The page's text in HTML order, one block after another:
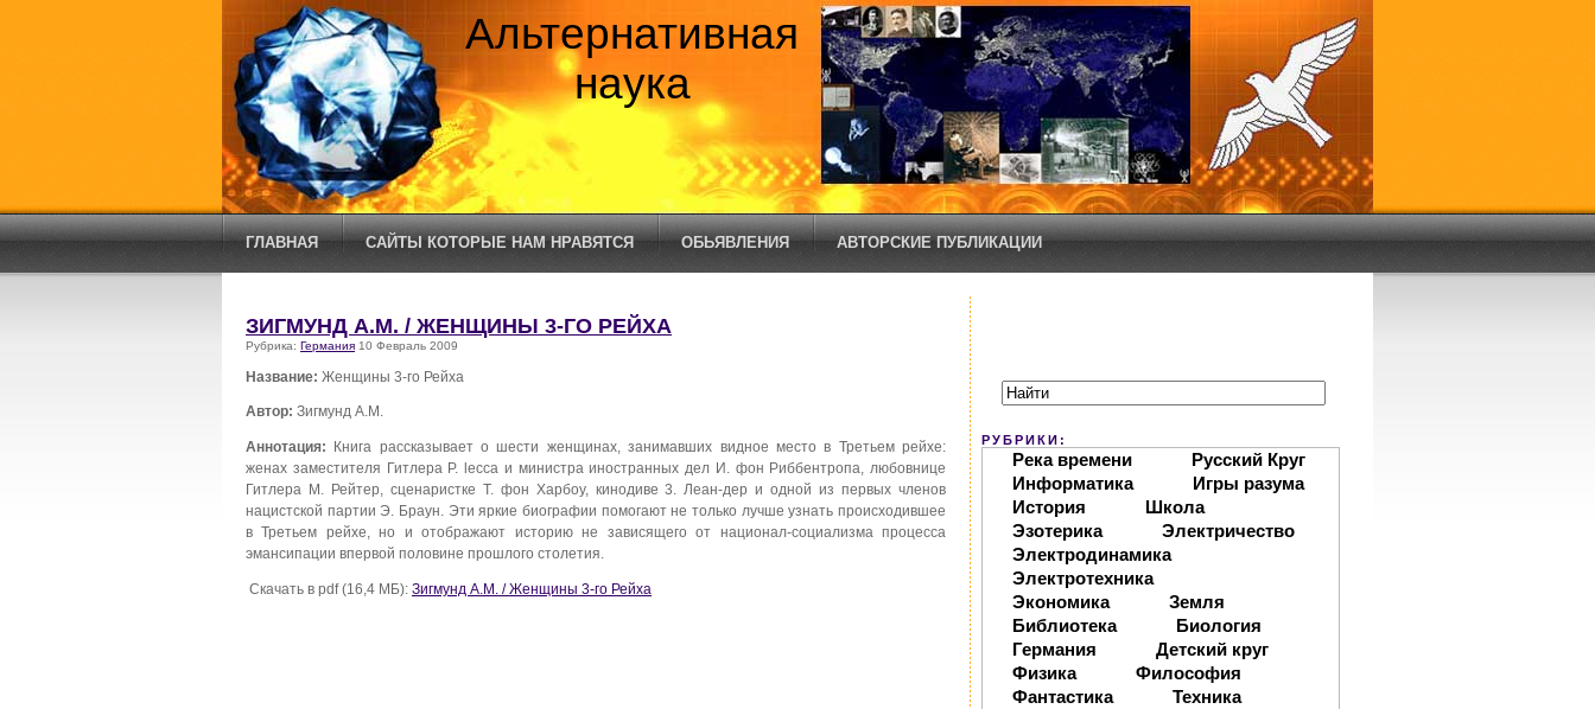
Альтернативная
наука
ГЛАВНАЯ САЙТЫ КОТОРЫЕ НАМ НРАВЯТСЯ ОБЬЯВЛЕНИЯ АВТОРСКИЕ ПУБЛИКАЦИИ
ЗИГМУНД А.М. / ЖЕНЩИНЫ 3-ГО РЕЙХА
Рубрика: Германия 10 Февраль 2009
Название: Женщины 3-го Рейха
Автор: Зигмунд А.М.
Аннотация: Книга рассказывает о шести женщинах, занимавших видное место в Третьем рейхе:
женах заместителя Гитлера Р. lecca и министра иностранных дел И. фон Риббентропа, любовнице
Гитлера М. Рейтер, сценаристке Т. фон Харбоу, кинодиве 3. Леан-дер и одной из первых членов
нацистской партии Э. Браун. Эти яркие биографии помогают не только лучше узнать происходившее
в Третьем рейхе, но и отображают историю не зависящего от национал-социализма процесса
эмансипации впервой половине прошлого столетия.
Скачать в pdf (16,4 МБ): Зигмунд А.М. / Женщины 3-го Рейха
РУБРИКИ:
Река времени
Русский Круг
Информатика
Игры разума
История
Школа
Эзотерика
Электричество
Электродинамика
Электротехника
Экономика
Земля
Библиотека
Биология
Германия
Детский круг
Физика
Философия
Фантастика
Техника